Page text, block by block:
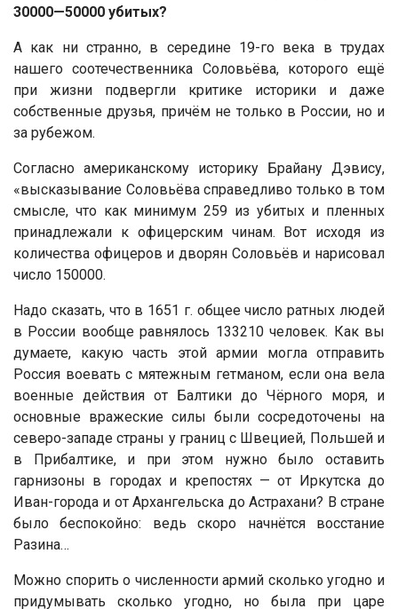
30000—50000 убитых?
А как ни странно, в середине 19-го века в трудах
нашего соотечественника Соловьёва, которого ещё
при жизни подвергли критике историки и даже
собственные друзья, причём не только в России, но и
за рубежом.
Согласно американскому историку Брайану Дэвису,
«высказывание Соловьёва справедливо только в том
смысле, что как минимум 259 из убитых и пленных
принадлежали к офицерским чинам. Вот исходя из
количества офицеров и дворян Соловьёв и нарисовал
число 150000.
Надо сказать, что в 1651 г. общее число ратных людей
в России вообще равнялось 133210 человек. Как вы
думаете, какую часть этой армии могла отправить
Россия воевать с мятежным гетманом, если она вела
военные действия от Балтики до Чёрного моря, и
основные вражеские силы были сосредоточены на
северо-западе страны у границ с Швецией, Польшей и
в Прибалтике, и при этом нужно было оставить
гарнизоны в городах и крепостях — от Иркутска до
Иван-города и от Архангельска до Астрахани? В стране
было беспокойно: ведь скоро начнётся восстание
Разина…
Можно спорить о численности армий сколько угодно и
придумывать сколько угодно, но была при царе